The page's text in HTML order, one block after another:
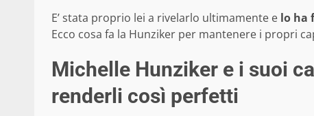
E’ stata proprio lei a rivelarlo ultimamente e lo ha
Ecco cosa fa la Hunziker per mantenere i propri
Michelle Hunziker e i suoi
renderli così perfetti